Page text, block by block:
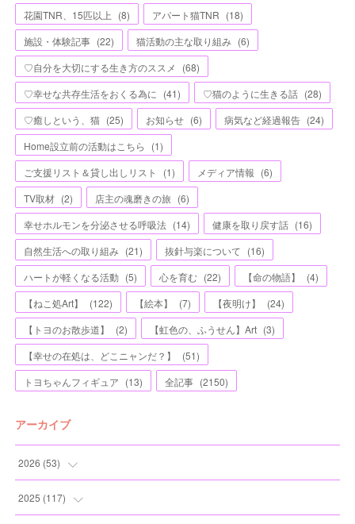
花園TNR、15匹以上 (8) アパート猫TNR (18)
施設・体験記事 (22) 猫活動の主な取り組み (6)
♡自分を大切にする生き方のススメ
(68)
♡幸せな共存生活をおくる為に (41) ♡猫のように生きる話 (28)
♡癒しという、猫 (25) お知らせ (6) 病気など経過報告 (24)
Home設立前の活動はこちら
(1)
ご支援リスト＆貸し出しリスト
(1) メディア情報 (6)
TV取材 (2) 店主の魂磨きの旅 (6)
幸せホルモンを分泌させる呼吸法 (14) 健康を取り戻す話 (16)
自然生活への取り組み (21) 抜針与楽について (16)
ハートが軽くなる活動 (5) 心を育む (22) 【命の物語】 (4)
【ねこ処Art】
(122) 【絵本】 (7) 【夜明け】 (24)
【トヨのお散歩道】
(2) 【虹色の、ふうせん】Art (3)
【幸せの在処は、どこニャンだ？】
(51)
トヨちゃんフィギュア (13) 全記事 (2150)
アーカイブ
2026 (53)
(1)
2025 (117)